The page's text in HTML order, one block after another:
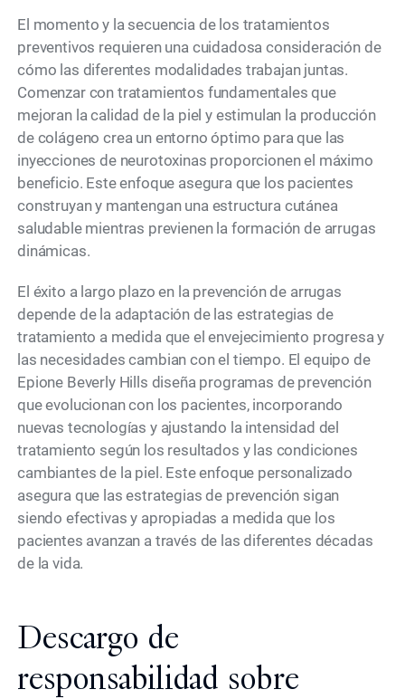
El momento y la secuencia de los tratamientos
preventivos requieren una cuidadosa consideración de
cómo las diferentes modalidades trabajan juntas.
Comenzar con tratamientos fundamentales que
mejoran la calidad de la piel y estimulan la producción
de colágeno crea un entorno óptimo para que las
inyecciones de neurotoxinas proporcionen el máximo
beneficio. Este enfoque asegura que los pacientes
construyan y mantengan una estructura cutánea
saludable mientras previenen la formación de arrugas
dinámicas.
El éxito a largo plazo en la prevención de arrugas
depende de la adaptación de las estrategias de
tratamiento a medida que el envejecimiento progresa y
las necesidades cambian con el tiempo. El equipo de
Epione Beverly Hills diseña programas de prevención
que evolucionan con los pacientes, incorporando
nuevas tecnologías y ajustando la intensidad del
tratamiento según los resultados y las condiciones
cambiantes de la piel. Este enfoque personalizado
asegura que las estrategias de prevención sigan
siendo efectivas y apropiadas a medida que los
pacientes avanzan a través de las diferentes décadas
de la vida.
Descargo de
responsabilidad sobre